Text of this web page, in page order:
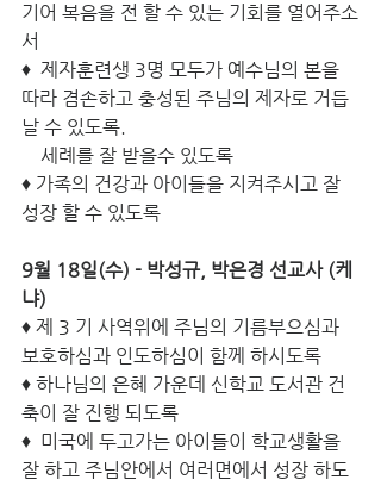
기어 복음을 전 할 수 있는 기회를 열어주소
서
♦  제자훈련생 3명 모두가 예수님의 본을
따라 겸손하고 충성된 주님의 제자로 거듭
날 수 있도록.
    세례를 잘 받을수 있도록
♦ 가족의 건강과 아이들을 지켜주시고 잘
성장 할 수 있도록
9월 18일(수) - 박성규, 박은경 선교사 (케
냐)
♦ 제 3 기 사역위에 주님의 기름부으심과
보호하심과 인도하심이 함께 하시도록
♦ 하나님의 은혜 가운데 신학교 도서관 건
축이 잘 진행 되도록
♦  미국에 두고가는 아이들이 학교생활을
잘 하고 주님안에서 여러면에서 성장 하도